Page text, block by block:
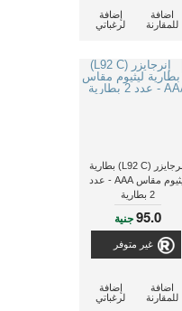
إضافة
لرغباتي
اضافة
للمقارنة
إنرجايزر (L92 C) بطارية
ليثيوم مقاس AAA - عدد
2 بطارية
95.0جنية
غير متوفر
إضافة
لرغباتي
اضافة
للمقارنة